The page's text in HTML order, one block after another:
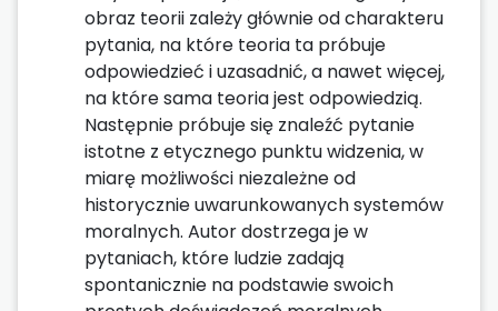
obraz teorii zależy głównie od charakteru
pytania, na które teoria ta próbuje
odpowiedzieć i uzasadnić, a nawet więcej,
na które sama teoria jest odpowiedzią.
Następnie próbuje się znaleźć pytanie
istotne z etycznego punktu widzenia, w
miarę możliwości niezależne od
historycznie uwarunkowanych systemów
moralnych. Autor dostrzega je w
pytaniach, które ludzie zadają
spontanicznie na podstawie swoich